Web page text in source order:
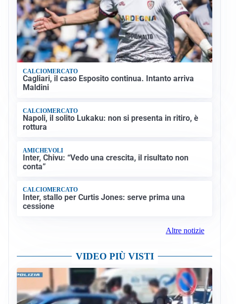
CALCIOMERCATO
Cagliari, il caso Esposito continua. Intanto arriva
Maldini
CALCIOMERCATO
Napoli, il solito Lukaku: non si presenta in ritiro, è
rottura
AMICHEVOLI
Inter, Chivu: “Vedo una crescita, il risultato non
conta”
CALCIOMERCATO
Inter, stallo per Curtis Jones: serve prima una
cessione
Altre notizie
VIDEO PIÙ VISTI